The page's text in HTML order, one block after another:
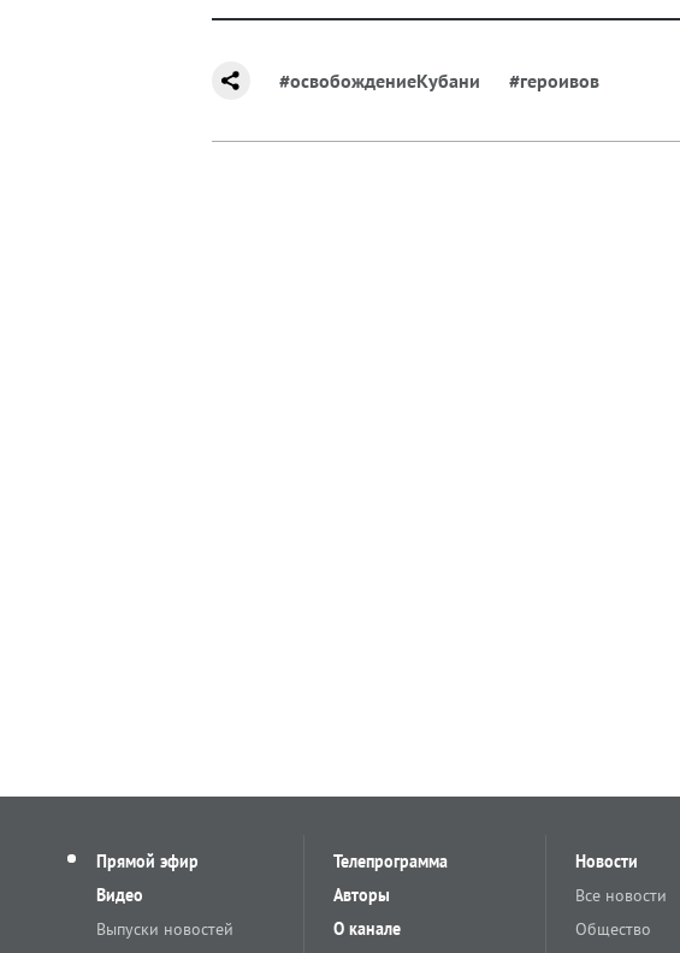
#освобождениеКубани #героивов
Прямой эфир
Видео
Выпуски новостей
Телепрограмма
Авторы
О канале
Новости
Все новости
Общество